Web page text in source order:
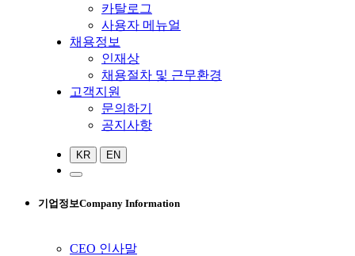
카탈로그
사용자 메뉴얼
채용정보
인재상
채용절차 및 근무환경
고객지원
문의하기
공지사항
KR EN
기업정보Company Information
CEO 인사말